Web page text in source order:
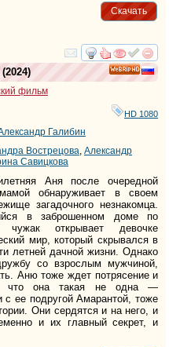
Скачать
смотреть
HD
(2024)
фильм
HD 1080
Галибин
Вострецова Александр
Савицкова
Аня после очередной
обнаруживает в своем
загадочного незнакомца.
в заброшенном доме по
чужак открывает девочке
мир, который скрывался в
летней дачной жизни. Однако
со взрослым мужчиной,
Аню тоже ждет потрясение и
что она такая не одна —
ее подругой Амарантой, тоже
Они сердятся и на него, и
и их главный секрет, и